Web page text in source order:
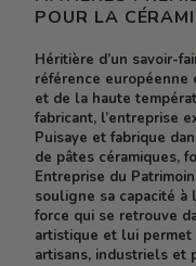
POUR LA
Héritière d’un savoir-
référence européenne
et de la haute
fabricant, l’entreprise
Puisaye et fabrique
de pâtes céramiques,
Entreprise du
souligne sa capacité à
force qui se retrouve
artistique et lui permet
artisans, industriels et